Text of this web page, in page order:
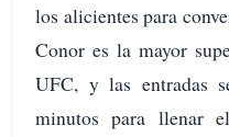
los alicientes para
Conor es la mayor
UFC, y las entradas
minutos para llenar